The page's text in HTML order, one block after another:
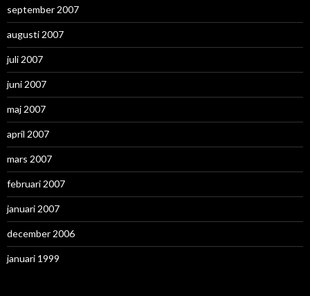
september 2007
augusti 2007
juli 2007
juni 2007
maj 2007
april 2007
mars 2007
februari 2007
januari 2007
december 2006
januari 1999